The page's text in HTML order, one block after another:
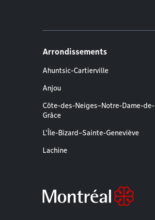
Arrondissements
Ahuntsic-Cartierville
Anjou
Côte-des-Neiges–Notre-Dame-de-
Grâce
L'Île-Bizard–Sainte-Geneviève
Lachine